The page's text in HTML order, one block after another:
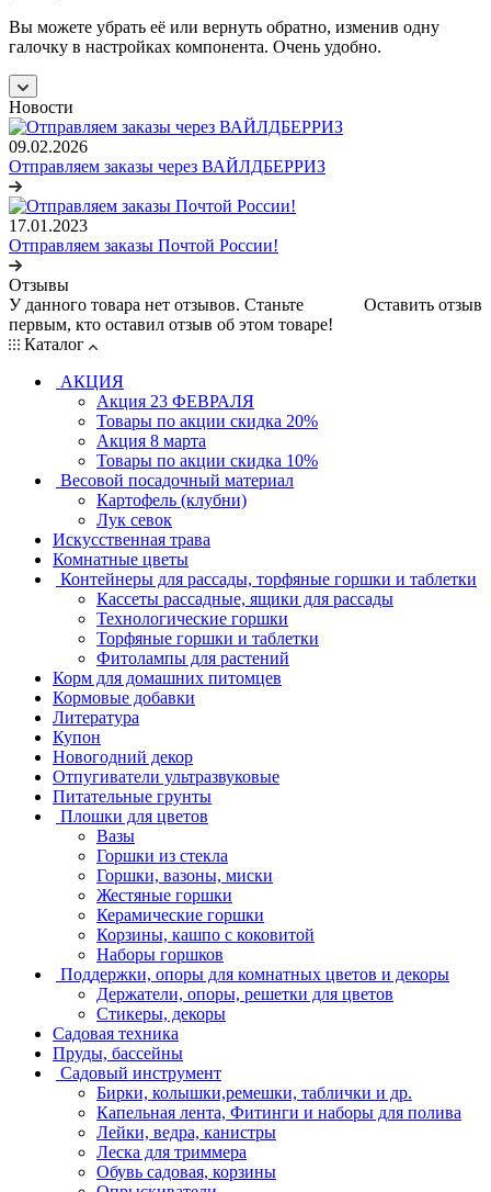
Вы можете убрать её или вернуть обратно, изменив одну
галочку в настройках компонента. Очень удобно.
Новости
09.02.2026
Отправляем заказы через ВАЙЛДБЕРРИЗ
17.01.2023
Отправляем заказы Почтой России!
Отзывы
Оставить отзыв
У данного товара нет отзывов. Станьте
первым, кто оставил отзыв об этом товаре!
Каталог
АКЦИЯ
Акция 23 ФЕВРАЛЯ
Товары по акции скидка 20%
Акция 8 марта
Товары по акции скидка 10%
Весовой посадочный материал
Картофель (клубни)
Лук севок
Искусственная трава
Комнатные цветы
Контейнеры для рассады, торфяные горшки и таблетки
Кассеты рассадные, ящики для рассады
Технологические горшки
Торфяные горшки и таблетки
Фитолампы для растений
Корм для домашних питомцев
Кормовые добавки
Литература
Купон
Новогодний декор
Отпугиватели ультразвуковые
Питательные грунты
Плошки для цветов
Вазы
Горшки из стекла
Горшки, вазоны, миски
Жестяные горшки
Керамические горшки
Корзины, кашпо с коковитой
Наборы горшков
Поддержки, опоры для комнатных цветов и декоры
Держатели, опоры, решетки для цветов
Стикеры, декоры
Садовая техника
Пруды, бассейны
Садовый инструмент
Бирки, колышки,ремешки, таблички и др.
Капельная лента, Фитинги и наборы для полива
Лейки, ведра, канистры
Леска для триммера
Обувь садовая, корзины